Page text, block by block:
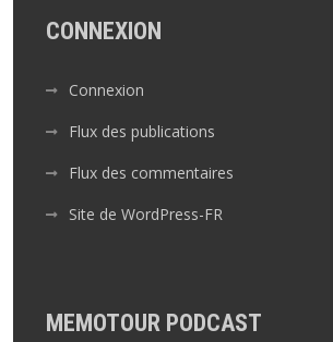
CONNEXION
Connexion
Flux des publications
Flux des commentaires
Site de WordPress-FR
MEMOTOUR PODCAST